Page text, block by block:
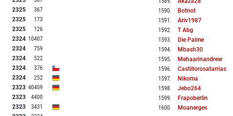
2325
367
2325
173
2325
126
2324 10407
2324
759
2324
522
2324
376
2324
252
2323 40409
2323
4400
2323
3431
1590. Botnot
1591 . Ariv1987
1592. T Abg
1593. Die Palme
1594. Mbash30
1595. Mehaarinandrew
1596. Castillorosatarrias
1597. Nikoma
1598. Jebo264
1599. Frapoberlin
1600. Moanerges